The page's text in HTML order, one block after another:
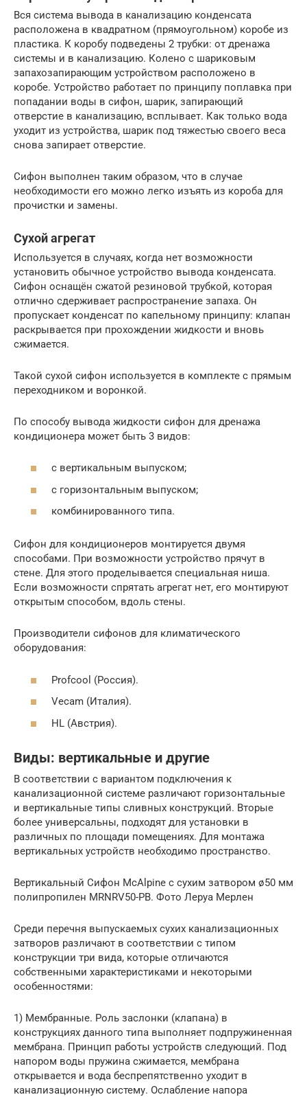
Вся система вывода в канализацию конденсата
расположена в квадратном (прямоугольном) коробе из
пластика. К коробу подведены 2 трубки: от дренажа
системы и в канализацию. Колено с шариковым
запахозапирающим устройством расположено в
коробе. Устройство работает по принципу поплавка при
попадании воды в сифон, шарик, запирающий
отверстие в канализацию, всплывает. Как только вода
уходит из устройства, шарик под тяжестью своего веса
снова запирает отверстие.
Сифон выполнен таким образом, что в случае
необходимости его можно легко изъять из короба для
прочистки и замены.
Сухой агрегат
Используется в случаях, когда нет возможности
установить обычное устройство вывода конденсата.
Сифон оснащён сжатой резиновой трубкой, которая
отлично сдерживает распространение запаха. Он
пропускает конденсат по капельному принципу: клапан
раскрывается при прохождении жидкости и вновь
сжимается.
Такой сухой сифон используется в комплекте с прямым
переходником и воронкой.
По способу вывода жидкости сифон для дренажа
кондиционера может быть 3 видов:
с вертикальным выпуском;
с горизонтальным выпуском;
комбинированного типа.
Сифон для кондиционеров монтируется двумя
способами. При возможности устройство прячут в
стене. Для этого проделывается специальная ниша.
Если возможности спрятать агрегат нет, его монтируют
открытым способом, вдоль стены.
Производители сифонов для климатического
оборудования:
Profcool (Россия).
Vecam (Италия).
HL (Австрия).
Виды: вертикальные и другие
В соответствии с вариантом подключения к
канализационной системе различают горизонтальные
и вертикальные типы сливных конструкций. Вторые
более универсальны, подходят для установки в
различных по площади помещениях. Для монтажа
вертикальных устройств необходимо пространство.
Вертикальный Сифон McAlpine с сухим затвором ø50 мм
полипропилен MRNRV50-PB. Фото Леруа Мерлен
Среди перечня выпускаемых сухих канализационных
затворов различают в соответствии с типом
конструкции три вида, которые отличаются
собственными характеристиками и некоторыми
особенностями:
1) Мембранные. Роль заслонки (клапана) в
конструкциях данного типа выполняет подпружиненная
мембрана. Принцип работы устройств следующий. Под
напором воды пружина сжимается, мембрана
открывается и вода беспрепятственно уходит в
канализационную систему. Ослабление напора